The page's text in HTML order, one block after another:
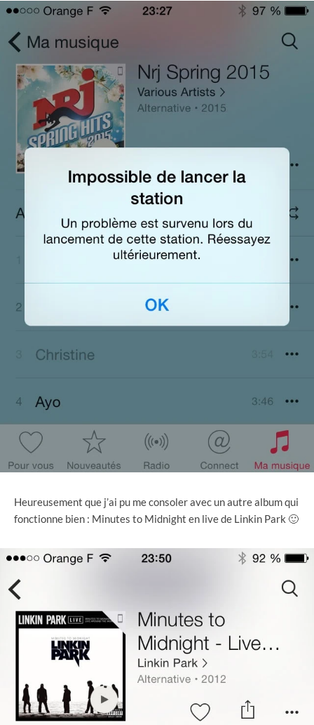
Heureusement que j’ai pu me consoler avec un autre album qui
fonctionne bien : Minutes to Midnight en live de Linkin Park 🙂